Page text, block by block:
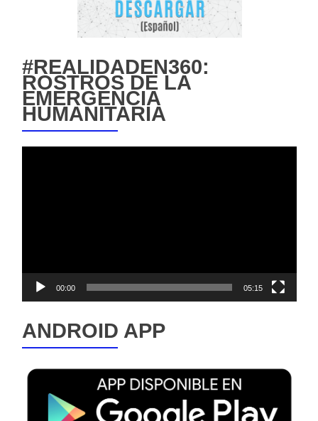
#REALIDADEN360:
ROSTROS DE LA
EMERGENCIA
HUMANITARIA
00:00 05:15
ANDROID APP